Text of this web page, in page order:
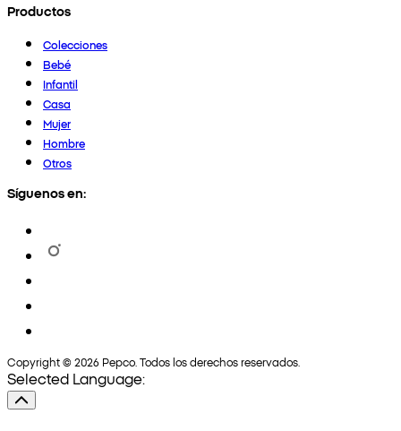
Productos
Colecciones
Bebé
Infantil
Casa
Mujer
Hombre
Otros
Síguenos en:
Copyright © 2026 Pepco. Todos los derechos reservados.
Selected Language: